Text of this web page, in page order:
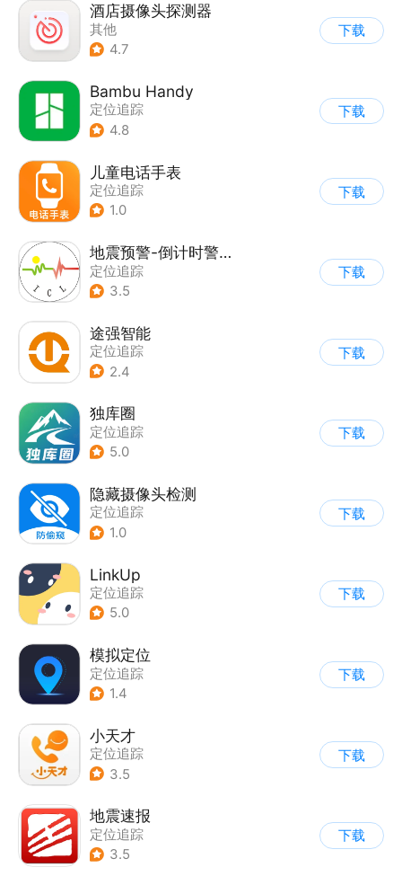
酒店摄像头探测器
其他
4.7
下载
Bambu Handy
定位追踪
4.8
下载
儿童电话手表
定位追踪
1.0
下载
地震预警-倒计时警报
定位追踪
3.5
下载
途强智能
定位追踪
2.4
下载
独库圈
定位追踪
5.0
下载
隐藏摄像头检测
定位追踪
1.0
下载
LinkUp
定位追踪
5.0
下载
模拟定位
定位追踪
1.4
下载
小天才
定位追踪
3.5
下载
地震速报
定位追踪
3.5
下载